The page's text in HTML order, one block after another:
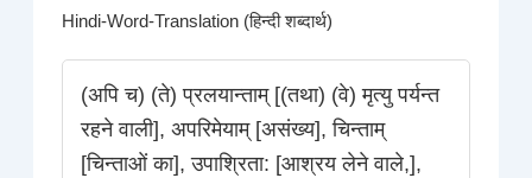
Hindi-Word-Translation (हिन्दी शब्दार्थ)
(अपि च) (ते) प्रलयान्ताम् [(तथा) (वे) मृत्यु पर्यन्त
रहने वाली], अपरिमेयाम् [असंख्य], चिन्ताम्
[चिन्ताओं का], उपाश्रिता: [आश्रय लेने वाले,],